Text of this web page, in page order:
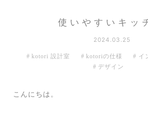
使いやすいキッ
2024.03.25
kotori 設計室 kotoriの仕様
イ
デザイン
こんにちは。